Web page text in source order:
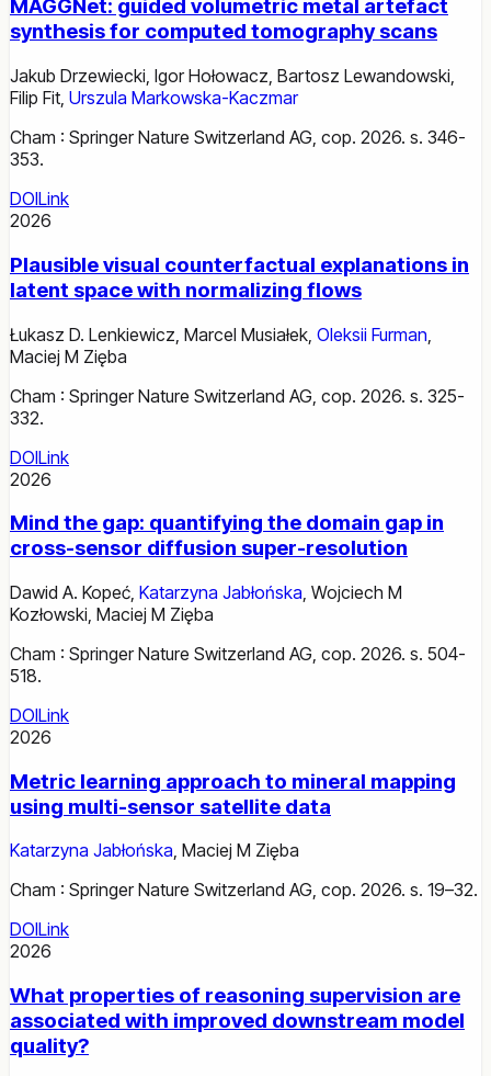
MAGGNet: guided volumetric metal artefact
synthesis for computed tomography scans
Jakub Drzewiecki, Igor Hołowacz, Bartosz Lewandowski,
Filip Fit, Urszula Markowska-Kaczmar
Cham : Springer Nature Switzerland AG, cop. 2026. s. 346-
353.
DOILink
2026
Plausible visual counterfactual explanations in
latent space with normalizing flows
Łukasz D. Lenkiewicz Marcel Musiałek Oleksii Furman
Maciej M Zięba
Cham : Springer Nature Switzerland AG, cop. 2026. s. 325-
332.
DOILink
2026
Mind the gap: quantifying the domain gap in
cross-sensor diffusion super-resolution
Dawid A. Kopeć Katarzyna Jabłońska Wojciech M
Kozłowski Maciej M Zięba
Cham : Springer Nature Switzerland AG, cop. 2026. s. 504-
518.
DOILink
2026
Metric learning approach to mineral mapping
using multi-sensor satellite data
Katarzyna Jabłońska, Maciej M Zięba
Cham : Springer Nature Switzerland AG, cop. 2026. s. 19–32.
DOILink
2026
What properties of reasoning supervision are
associated with improved downstream model
quality?